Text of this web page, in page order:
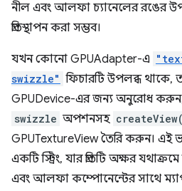
নীল এবং আলফা চ্যানেলের রঙের
প্রতিস্থাপন করা সম্ভব।
যখন কোনো GPUAdapter-এ
swizzle" ফিচারটি উপলব্ধ
GPUDevice-এর জন্য অনুরোধ
swizzle অপশনসহ
GPUTextureView তৈরি করুন। এই
একটি স্ট্রিং, যার প্রতিটি অক্ষর
এবং আলফা কম্পোনেন্টের সাথে ম্যাপ